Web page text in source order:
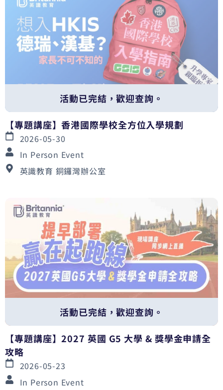
活動已完結，歡迎查詢。
【專題講座】香港國際學校全方位入學規劃
2026-05-30
In Person Event
英識教育 銅鑼灣辦公室
活動已完結，歡迎查詢。
【專題講座】2027 英國 G5 大學 & 獎學金申請全
攻略
2026-05-23
In Person Event